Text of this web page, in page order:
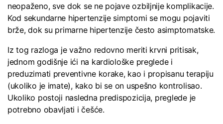
neopaženo, sve dok se ne pojave ozbiljnije komplikacije.
Kod sekundarne hipertenzije simptomi se mogu pojaviti
brže, dok su primarne hipertenzije često asimptomatske.
Iz tog razloga je važno redovno meriti krvni pritisak,
jednom godišnje ići na kardiološke preglede i
preduzimati preventivne korake, kao i propisanu terapiju
(ukoliko je imate), kako bi se on uspešno kontrolisao.
Ukoliko postoji nasledna predispozicija, preglede je
potrebno obavljati i češće.